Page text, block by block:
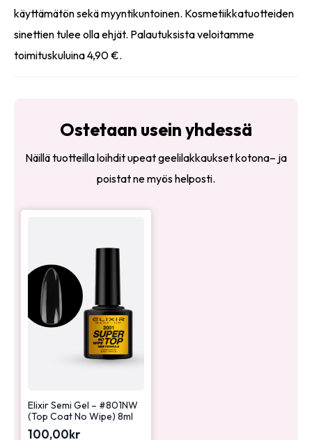
käyttämätön sekä myyntikuntoinen. Kosmetiikkatuotteiden
sinettien tulee olla ehjät. Palautuksista veloitamme
toimituskuluina 4,90 €.
Ostetaan usein yhdessä
Näillä tuotteilla loihdit upeat geelilakkaukset kotona– ja
poistat ne myös helposti.
Elixir Semi Gel – #801NW
(Top Coat No Wipe) 8ml
100,00kr